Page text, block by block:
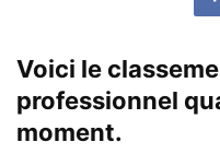
Voici le
professionnel
moment.